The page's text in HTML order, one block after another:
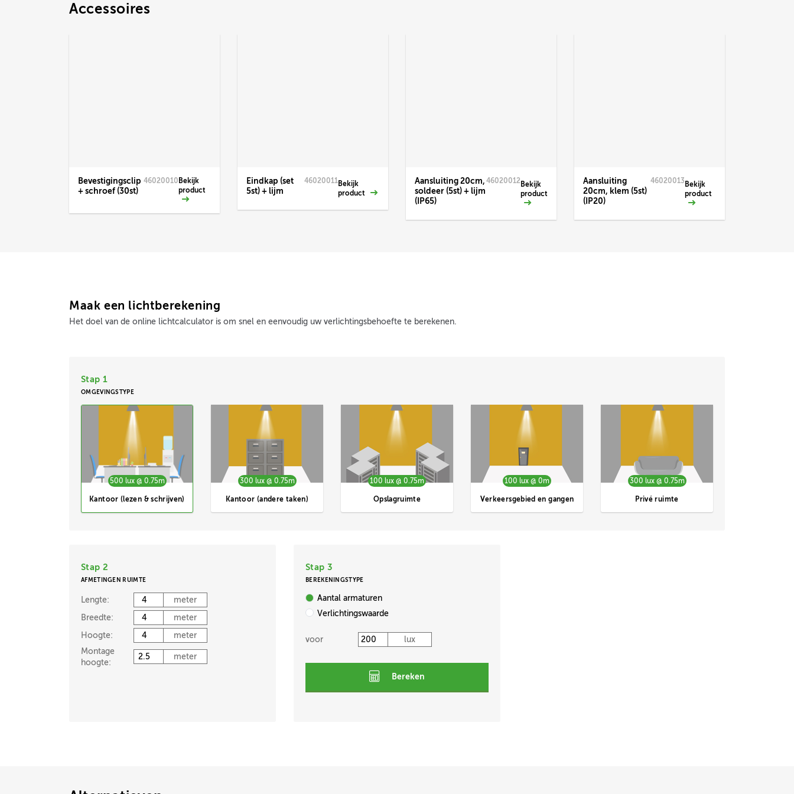
Accessoires
Bevestigingsclip
+ schroef (30st)
46020010 Bekijk
product
Eindkap (set
5st) + lijm
46020011Bekijk
product
Aansluiting 20cm,
soldeer (5st) + lijm
(IP65)
46020012Bekijk
product
Aansluiting
20cm, klem (5st)
(IP20)
46020013 Bekijk
product
Maak een lichtberekening
Het doel van de online lichtcalculator is om snel en eenvoudig uw verlichtingsbehoefte te berekenen.
Stap 1
OMGEVINGSTYPE
500 lux @ 0.75m
Kantoor (lezen & schrijven)
300 lux @ 0.75m
Kantoor (andere taken)
100 lux @ 0.75m
Opslagruimte
100 lux @ 0m
Verkeersgebied en gangen
300 lux @ 0.75m
Privé ruimte
Stap 2
AFMETINGEN RUIMTE
Lengte:
meter
Breedte:
meter
Hoogte:
meter
Montage
hoogte:
meter
Stap 3
BEREKENINGSTYPE
Aantal armaturen
Verlichtingswaarde
voor lux
Bereken